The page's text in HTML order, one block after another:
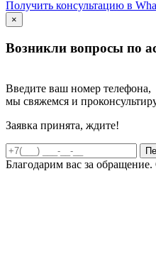
Получить консультацию в
×
Возникли вопросы по
Введите ваш номер телефона,
мы свяжемся и
Заявка принята, ждите!
Благодарим вас за